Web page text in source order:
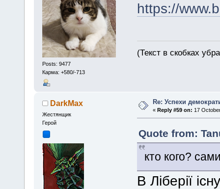
Posts: 9477
Карма: +580/-713
https://
(Текст в скобках
DarkMax
Жестянщик
Герой
Re: Успехи
«Reply #59 on: 17
Quote from:
кто кого?
В Ліберії